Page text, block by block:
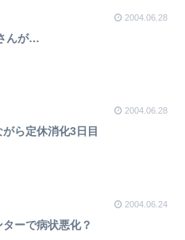
2004.06.28
んが…
2004.06.28
ら定休消化3日目
2004.06.24
ーで病状悪化？